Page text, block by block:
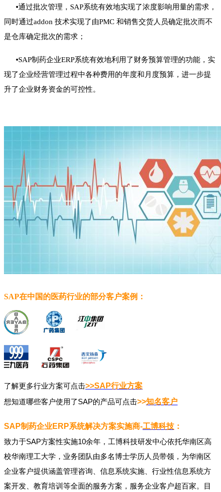
•通过批次管理，SAP系统有效地实现了浓度影响用量的需求，
同时通过addon 技术实现了由PMC 和销售交货人员确定批次而不
是仓库确定批次的需求；
•SAP制药企业ERP系统有效地利用了财务预算管理的功能，实
现了企业经营管理过程中各种费用的年度和月度预算，进一步提
升了企业财务资金的可控性。
SAP在中国的医药行业的部分客户案例：
了解更多行业方案可点击>>SAP行业方案
想知道哪些客户使用了SAP的产品可点击>>知名客户
SAP制药企业ERP系统解决方案实施商-工博科技 ：
致力于SAP方案性实施10余年，工博科技研发中心依托华南区高
校华南理工大学，业务团队由多名博士学历人员带领，为华南区
企业客户提供涵盖管理咨询、信息系统实施、行业性信息系统方
案开发、教育培训等全面的服务方案，服务企业客户超百家。目